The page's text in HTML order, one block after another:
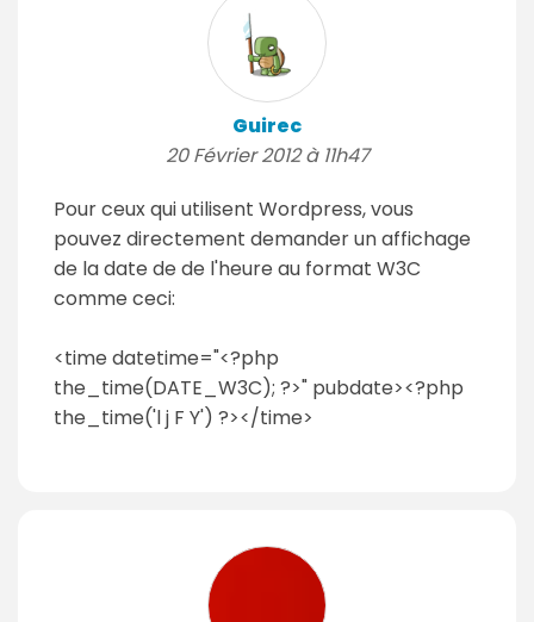
Guirec
20 Février 2012 à 11h47
Pour ceux qui utilisent Wordpress, vous
pouvez directement demander un affichage
de la date de de l'heure au format W3C
comme ceci:
<time datetime="<?php
the_time(DATE_W3C); ?>" pubdate><?php
the_time('l j F Y') ?></time>